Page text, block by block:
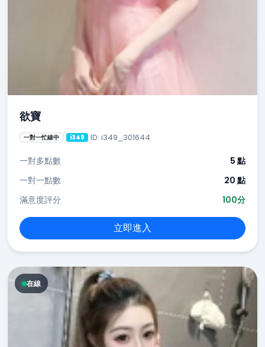
欲寶
一對一忙線中 i349 ID: i349_301644
一對多點數
5 點
一對一點數
20 點
滿意度評分
100分
立即進入
在線